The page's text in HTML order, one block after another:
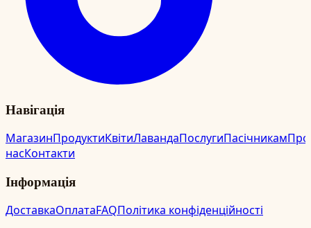
Навігація
МагазинПродуктиКвітиЛавандаПослугиПасічникамПро
насКонтакти
Інформація
ДоставкаОплатаFAQПолітика конфіденційності